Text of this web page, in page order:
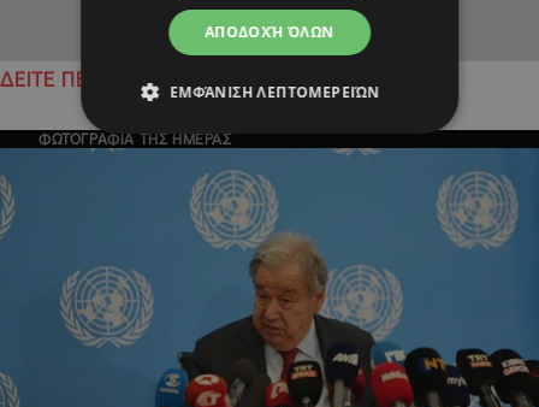
ΔΕΙΤΕ ΠΕΡΙΣΣΟΤΕΡΑ
ΦΩΤΟΓΡΑΦΙΑ ΤΗΣ ΗΜΕΡΑΣ
ΑΠΟΔΟΧΉ ΌΛΩΝ
ΕΜΦΆΝΙΣΗ ΛΕΠΤΟΜΕΡΕΙΏΝ